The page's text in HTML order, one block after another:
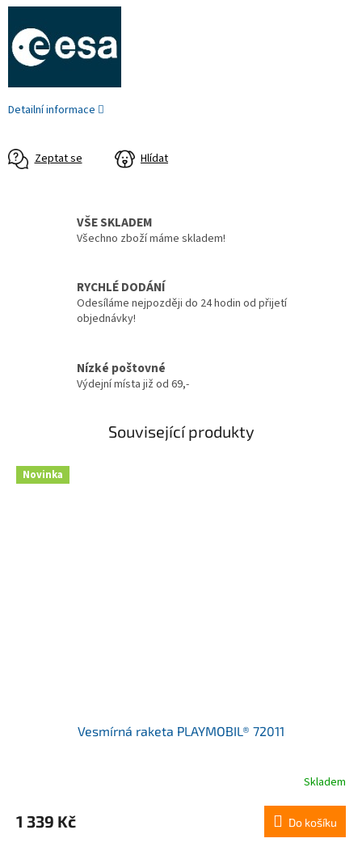
Detailní informace
Zeptat se Hlídat
VŠE SKLADEM
Všechno zboží máme skladem!
RYCHLÉ DODÁNÍ
Odesíláme nejpozději do 24 hodin od přijetí
objednávky!
Nízké poštovné
Výdejní místa již od 69,-
Související produkty
Novinka
Vesmírná raketa PLAYMOBIL® 72011
Skladem
1 339 Kč Do košíku